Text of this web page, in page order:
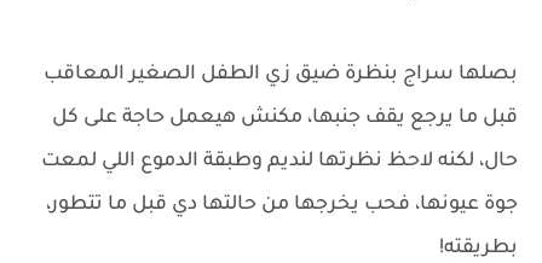
بصلها سراج بنظرة ضيق زي الطفل الصغير المعاقب
قبل ما يرجع يقف جنبها، مكنش هيعمل حاجة على كل
حال، لكنه لاحظ نظرتها لنديم وطبقة الدموع اللي لمعت
جوة عيونها، فحب يخرجها من حالتها دي قبل ما تتطور،
بطريقته!